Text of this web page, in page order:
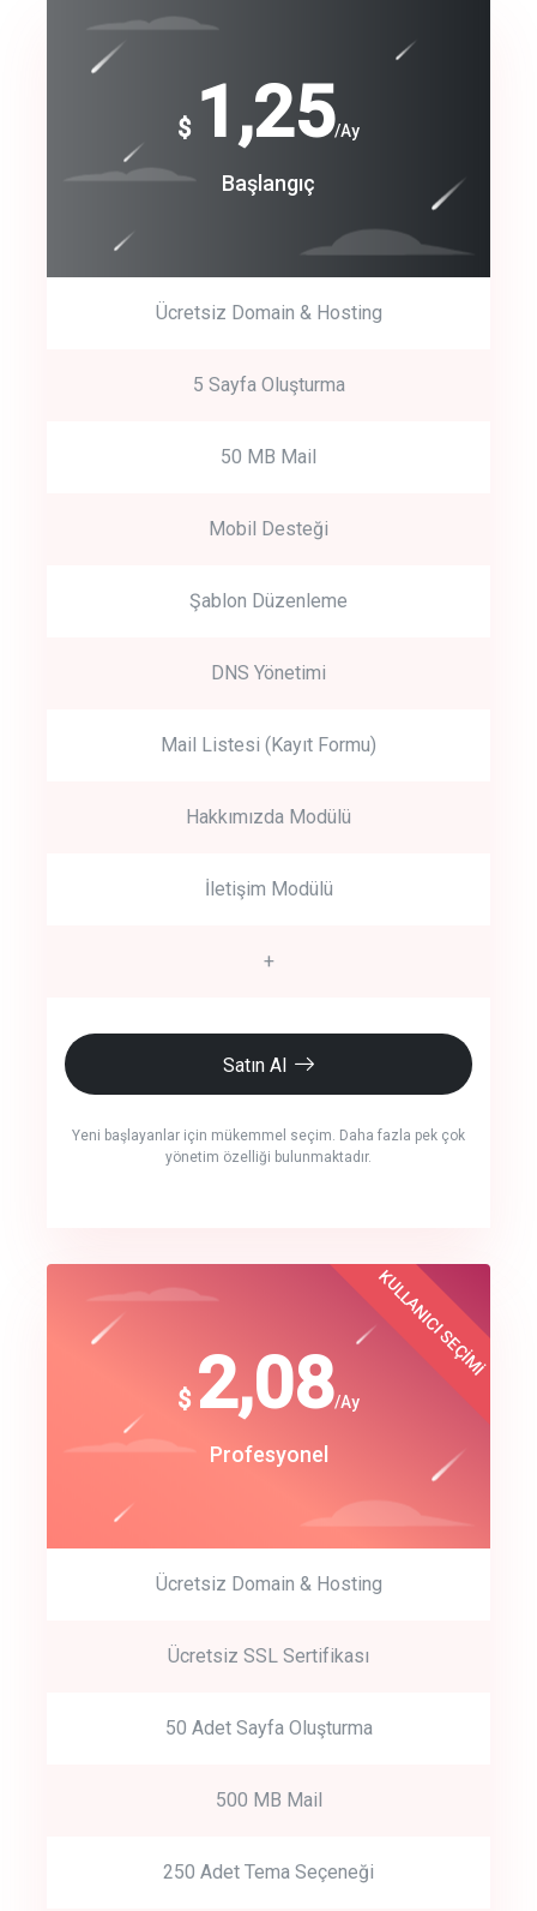
$ 1,25/Ay
Başlangıç
Ücretsiz Domain & Hosting
5 Sayfa Oluşturma
50 MB Mail
Mobil Desteği
Şablon Düzenleme
DNS Yönetimi
Mail Listesi (Kayıt Formu)
Hakkımızda Modülü
İletişim Modülü
+
Satın Al
Yeni başlayanlar için mükemmel seçim. Daha fazla pek çok
yönetim özelliği bulunmaktadır.
Free
Basic
crm auto cync
track energy costs
Get Started
Start by trying our service for 30 days free trial no credit card
$ 2,08/Ay
Profesyonel
KULLANICI SEÇİMİ
Ücretsiz Domain & Hosting
Ücretsiz SSL Sertifikası
50 Adet Sayfa Oluşturma
500 MB Mail
250 Adet Tema Seçeneği
$
180
Start Up
Best Choice